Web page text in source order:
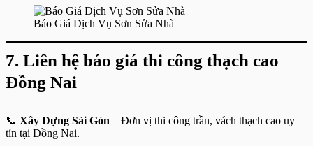
Báo Giá Dịch Vụ Sơn Sửa Nhà
7. Liên hệ báo giá thi công thạch cao
Đồng Nai
📞 Xây Dựng Sài Gòn – Đơn vị thi công trần, vách thạch cao uy
tín tại Đồng Nai.